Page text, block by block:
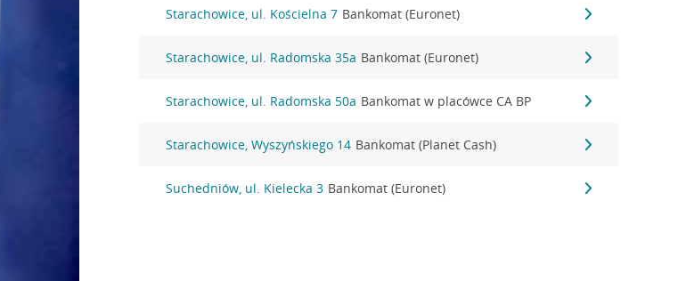
Starachowice, ul. Kościelna 7 Bankomat (Euronet)
Starachowice, ul. Radomska 35a Bankomat (Euronet)
Starachowice, ul. Radomska 50a Bankomat w placówce CA BP
Starachowice, Wyszyńskiego 14 Bankomat (Planet Cash)
Suchedniów, ul. Kielecka 3 Bankomat (Euronet)